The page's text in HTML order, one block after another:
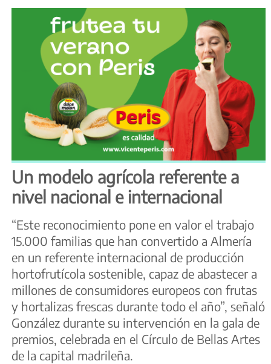
Un modelo agrícola referente a
nivel nacional e internacional
“Este reconocimiento pone en valor el trabajo
15.000 familias que han convertido a Almería
en un referente internacional de producción
hortofrutícola sostenible, capaz de abastecer a
millones de consumidores europeos con frutas
y hortalizas frescas durante todo el año”, señaló
González durante su intervención en la gala de
premios, celebrada en el Círculo de Bellas Artes
de la capital madrileña.